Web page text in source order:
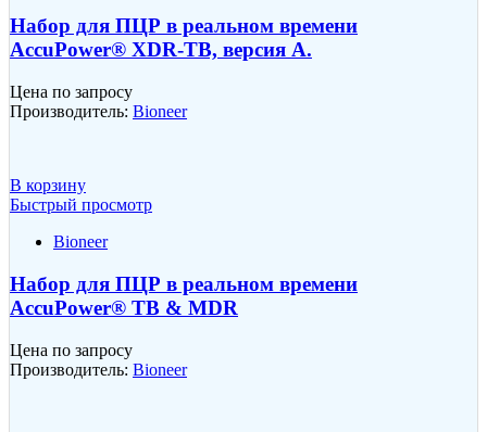
Набор для ПЦР в реальном времени
AccuPower® XDR-TB, версия A.
Цена по запросу
Производитель: Bioneer
В корзину
Быстрый просмотр
Bioneer
Набор для ПЦР в реальном времени
AccuPower® TB & MDR
Цена по запросу
Производитель: Bioneer